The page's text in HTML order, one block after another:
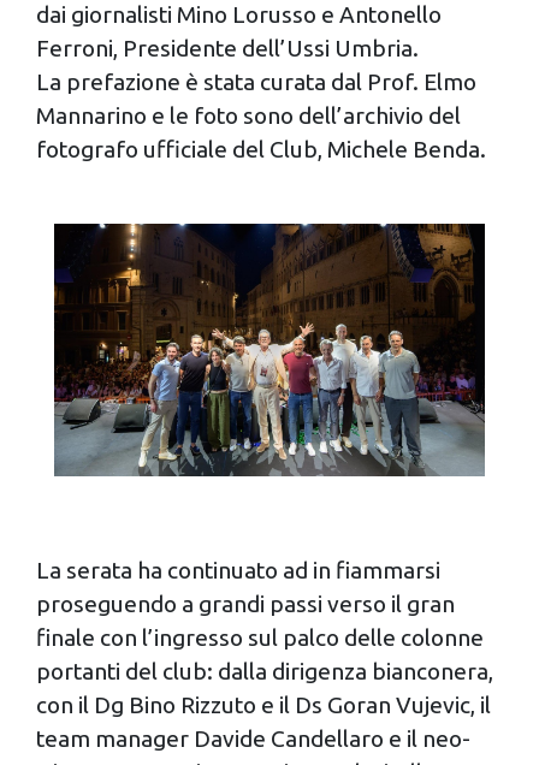
dai giornalisti Mino Lorusso e Antonello
Ferroni, Presidente dell’Ussi Umbria.
La prefazione è stata curata dal Prof. Elmo
Mannarino e le foto sono dell’archivio del
fotografo ufficiale del Club, Michele Benda.
La serata ha continuato ad in fiammarsi
proseguendo a grandi passi verso il gran
finale con l’ingresso sul palco delle colonne
portanti del club: dalla dirigenza bianconera,
con il Dg Bino Rizzuto e il Ds Goran Vujevic, il
team manager Davide Candellaro e il neo-